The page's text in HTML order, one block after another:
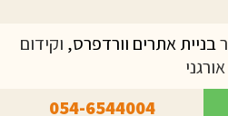
בניית אתרים וורדפרס, וקידום
אורגני
054-6544004